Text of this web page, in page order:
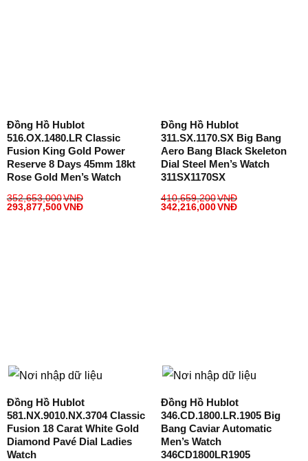
Đồng Hồ Hublot
516.OX.1480.LR Classic
Fusion King Gold Power
Reserve 8 Days 45mm 18kt
Rose Gold Men’s Watch
352,653,000VNĐ
293,877,500VNĐ
Đồng Hồ Hublot
311.SX.1170.SX Big Bang
Aero Bang Black Skeleton
Dial Steel Men’s Watch
311SX1170SX
410,659,200VNĐ
342,216,000VNĐ
Đồng Hồ Hublot
581.NX.9010.NX.3704 Classic
Fusion 18 Carat White Gold
Diamond Pavé Dial Ladies
Watch
Đồng Hồ Hublot
346.CD.1800.LR.1905 Big
Bang Caviar Automatic
Men’s Watch
346CD1800LR1905